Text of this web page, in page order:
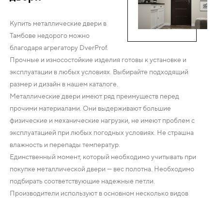
Купить металлические двери в
Тамбове недорого можно
благодаря агрегатору DverProf.
Прочные и износостойкие изделия готовы к установке и
эксплуатации в любых условиях. Выбирайте подходящий
размер и дизайн в нашем каталоге.
Металлические двери имеют ряд преимуществ перед
прочими материалами. Они выдерживают большие
физические и механические нагрузки, не имеют проблем с
эксплуатацией при любых погодных условиях. Не страшна
влажность и перепады температур.
Единственный момент, который необходимо учитывать при
покупке металлической двери — вес полотна. Необходимо
подбирать соответствующие надежные петли.
Производители используют в основном несколько видов